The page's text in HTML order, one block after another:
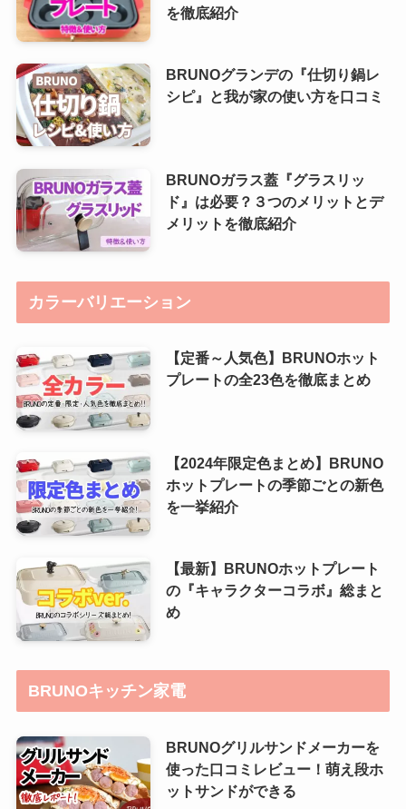
を徹底紹介
BRUNOグランデの『仕切り鍋レ
シピ』と我が家の使い方を口コミ
BRUNOガラス蓋『グラスリッ
ド』は必要？３つのメリットとデ
メリットを徹底紹介
カラーバリエーション
【定番～人気色】BRUNOホット
プレートの全23色を徹底まとめ
【2024年限定色まとめ】BRUNO
ホットプレートの季節ごとの新色
を一挙紹介
【最新】BRUNOホットプレート
の『キャラクターコラボ』総まと
め
BRUNOキッチン家電
BRUNOグリルサンドメーカーを
使った口コミレビュー！萌え段ホ
ットサンドができる